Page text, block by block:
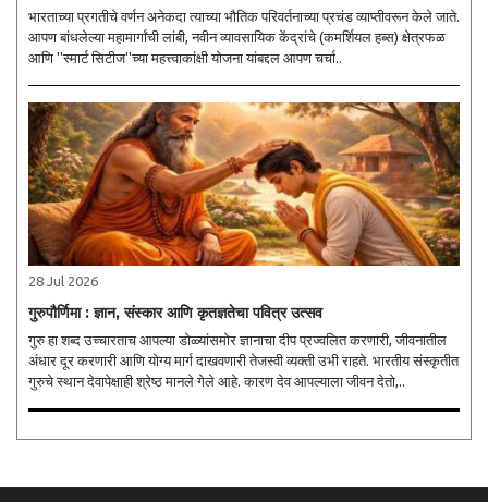
भारताच्या प्रगतीचे वर्णन अनेकदा त्याच्या भौतिक परिवर्तनाच्या प्रचंड व्याप्तीवरून केले जाते.
आपण बांधलेल्या महामार्गांची लांबी, नवीन व्यावसायिक केंद्रांचे (कमर्शियल हब्स) क्षेत्रफळ
आणि ''स्मार्ट सिटीज''च्या महत्त्वाकांक्षी योजना यांबद्दल आपण चर्चा..
28 Jul 2026
गुरुपौर्णिमा : ज्ञान, संस्कार आणि कृतज्ञतेचा पवित्र उत्सव
गुरु हा शब्द उच्चारताच आपल्या डोळ्यांसमोर ज्ञानाचा दीप प्रज्वलित करणारी, जीवनातील
अंधार दूर करणारी आणि योग्य मार्ग दाखवणारी तेजस्वी व्यक्ती उभी राहते. भारतीय संस्कृतीत
गुरुचे स्थान देवापेक्षाही श्रेष्ठ मानले गेले आहे. कारण देव आपल्याला जीवन देतो,..